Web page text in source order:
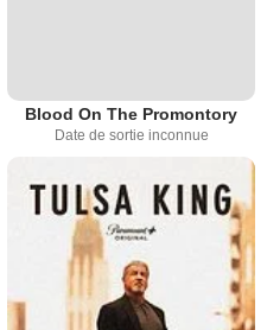
Blood On The Promontory
Date de sortie inconnue